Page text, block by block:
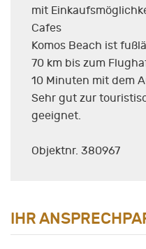
mit
Cafes
Komos Beach ist
70 km bis zum
10 Minuten mit dem
Sehr gut zur
geeignet.
Objektnr. 380967
IHR